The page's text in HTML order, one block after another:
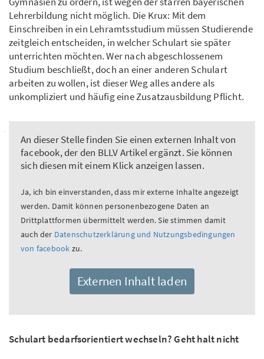
Lehrerbildung nicht möglich. Die Krux: Mit dem
Einschreiben in ein Lehramtsstudium müssen Studierende
zeitgleich entscheiden, in welcher Schulart sie später
unterrichten möchten. Wer nach abgeschlossenem
Studium beschließt, doch an einer anderen Schulart
arbeiten zu wollen, ist dieser Weg alles andere als
unkompliziert und häufig eine Zusatzausbildung Pflicht.
An dieser Stelle finden Sie einen externen Inhalt von
facebook, der den BLLV Artikel ergänzt. Sie können
sich diesen mit einem Klick anzeigen lassen.
Ja, ich bin einverstanden, dass mir externe Inhalte angezeigt
werden. Damit können personenbezogene Daten an
Drittplattformen übermittelt werden. Sie stimmen damit
auch der Datenschutzerklärung und Nutzungsbedingungen
von facebook zu.
Externen Inhalt laden
Schulart bedarfsorientiert wechseln? Geht halt nicht